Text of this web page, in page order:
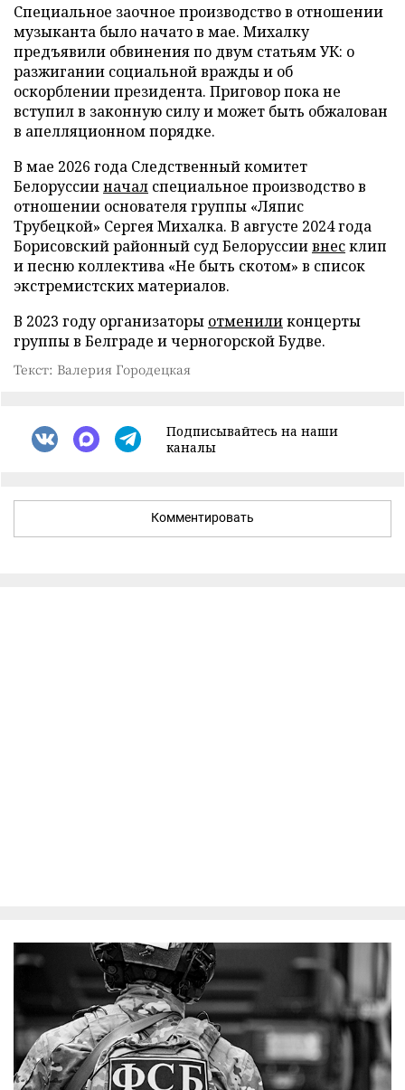
Специальное заочное производство в отношении
музыканта было начато в мае. Михалку
предъявили обвинения по двум статьям УК: о
разжигании социальной вражды и об
оскорблении президента. Приговор пока не
вступил в законную силу и может быть обжалован
в апелляционном порядке.
В мае 2026 года Следственный комитет
Белоруссииначал специальное производство в
отношении основателя группы «Ляпис
Трубецкой» Сергея Михалка. В августе 2024 года
Борисовский районный суд Белоруссиивнесклип
и песню коллектива «Не быть скотом» в список
экстремистских материалов.
В 2023 году организаторы отмениликонцерты
группы в Белграде и черногорской Будве.
Текст: Валерия Городецкая
Подписывайтесь на наши
каналы
Комментировать